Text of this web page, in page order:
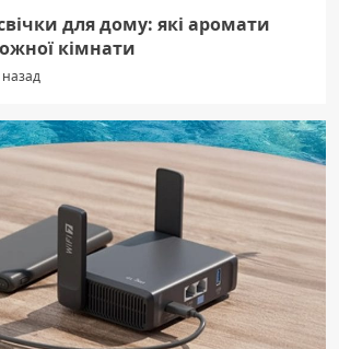
для дому: які аромати
кімнати